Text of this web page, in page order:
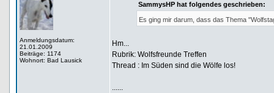
Anmeldungsdatum:
21.01.2009
Beiträge: 1174
Wohnort: Bad Lausick
SammysHP hat folgendes geschrieben:
Es ging mir darum, dass das Thema
Hm...
Rubrik: Wolfsfreunde Treffen
Thread : Im Süden sind die Wölfe los!
......